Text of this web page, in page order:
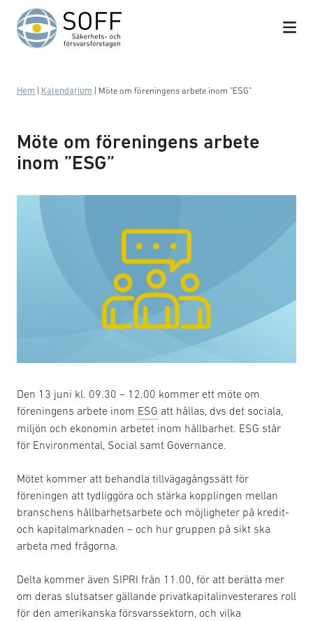
Hoppa till innehåll
Hem Kalendarium Möte om föreningens arbete inom ”ESG”
Möte om föreningens arbete
inom ”ESG”
Den 13 juni kl. 09.30 – 12.00 kommer ett möte om
föreningens arbete inom ESG att hållas, dvs det sociala,
miljön och ekonomin arbetet inom hållbarhet. ESG står
för Environmental, Social samt Governance.
Mötet kommer att behandla tillvägagångssätt för
föreningen att tydliggöra och stärka kopplingen mellan
branschens hållbarhetsarbete och möjligheter på kredit-
och kapitalmarknaden – och hur gruppen på sikt ska
arbeta med frågorna.
Delta kommer även SIPRI från 11.00, för att berätta mer
om deras slutsatser gällande privatkapitalinvesterares roll
för den amerikanska försvarssektorn, och vilka